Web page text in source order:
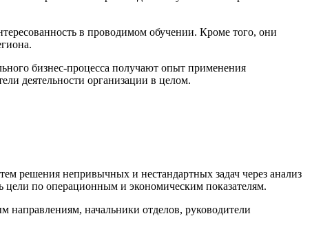
в проводимом обучении. Кроме того, они
бизнес-процесса получают опыт применения
деятельности организации в целом.
решения непривычных и нестандартных задач через анализ
цели по операционным и экономическим показателям.
направлениям, начальники отделов, руководители